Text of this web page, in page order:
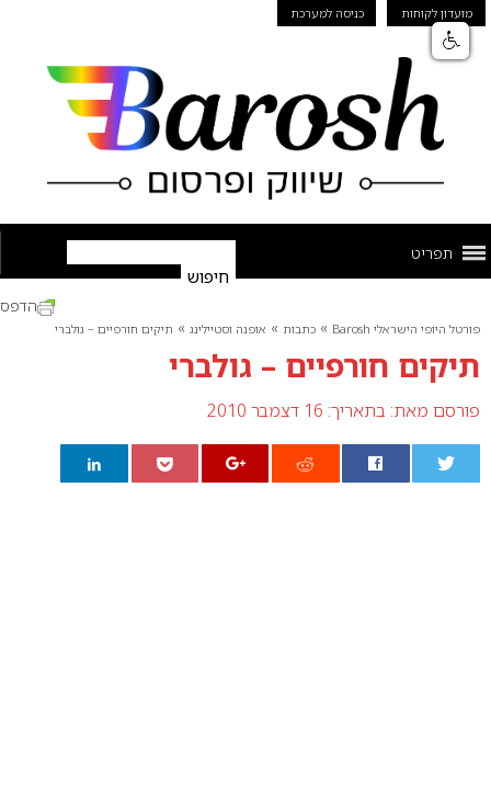
מועדון לקוחות כניסה למערכת
תפריט
פורטל היופי הישראלי Barosh » כתבות » אופנה וסטיילינג » תיקים חורפיים – גולברי
תיקים חורפיים – גולברי
פורסם מאת: בתאריך: 16 דצמבר 2010
הדפס